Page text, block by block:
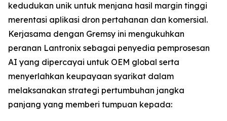
kedudukan unik untuk menjana hasil margin tinggi
merentasi aplikasi dron pertahanan dan komersial.
Kerjasama dengan Gremsy ini mengukuhkan
peranan Lantronix sebagai penyedia pemprosesan
AI yang dipercayai untuk OEM global serta
menyerlahkan keupayaan syarikat dalam
melaksanakan strategi pertumbuhan jangka
panjang yang memberi tumpuan kepada: